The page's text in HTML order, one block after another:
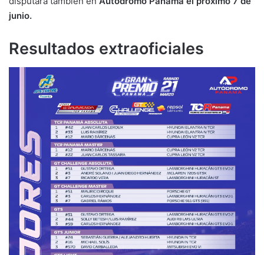
junio.
Resultados extraoficiales